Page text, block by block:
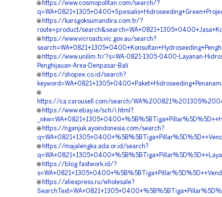
🌐 https://www.cosmopolitan.com/search/?
🌐 https://karsgoksumandira.com.tr/?
route=product/
🌐 https://www.vicroads.vic.gov.au/search?
🌐 https://www.unilim.fr/?s=WA-0821-1305-0400-Layanan-
Penghijauan-Area-Denpasar-Bali
🌐 https://shopee.co.id/search?
🌐
https://ca.carousell.com/search/
🌐 https://www.ebay.ie/sch/i.html?
🌐 https://nganjuk.ayoindonesia.com/search?
🌐 https://majalengka.ada.or.id/search?
🌐 https://blog.fastwork.id/?
🌐 https://aliexpress.ru/wholesale?